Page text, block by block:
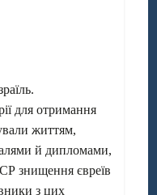
для отримання
життям,
й дипломами,
знищення євреїв
з цих